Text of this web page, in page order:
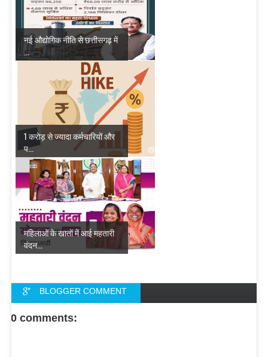
नई औद्योगिक नीति से छत्तीसगढ़ में
...
1 करोड़ से ज्यादा कर्मचारियों और
प...
महिलाओं के खातों में आई महतारी
वंदन...
BLOGGER COMMENT
FACEBOOK COMMENT
0 comments: